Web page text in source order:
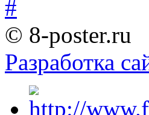
© 8-poster.ru
Разработка